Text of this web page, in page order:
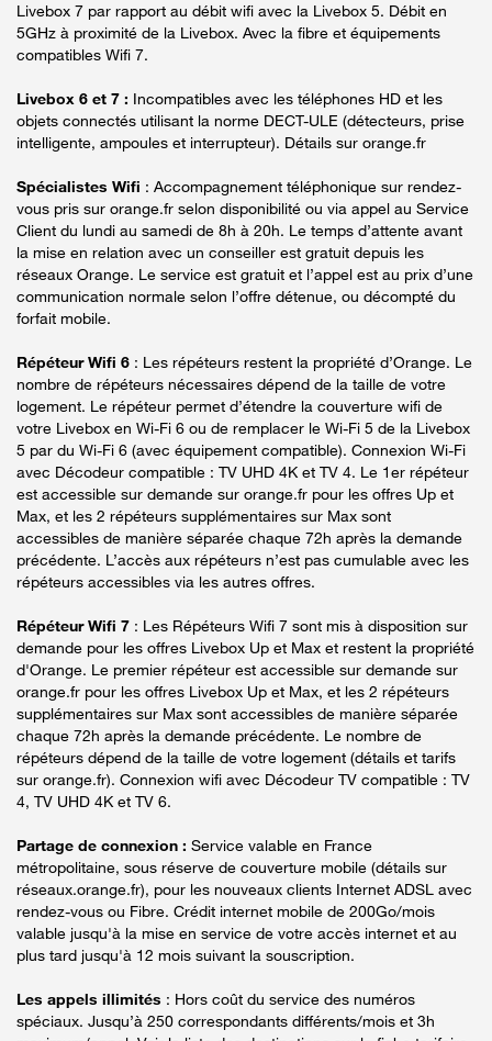
Livebox 7 par rapport au débit wifi avec la Livebox 5. Débit en
5GHz à proximité de la Livebox. Avec la fibre et équipements
compatibles Wifi 7.
Livebox 6 et 7 : Incompatibles avec les téléphones HD et les
objets connectés utilisant la norme DECT-ULE (détecteurs, prise
intelligente, ampoules et interrupteur). Détails sur orange.fr
Spécialistes Wifi : Accompagnement téléphonique sur rendez-
vous pris sur orange.fr selon disponibilité ou via appel au Service
Client du lundi au samedi de 8h à 20h. Le temps d’attente avant
la mise en relation avec un conseiller est gratuit depuis les
réseaux Orange. Le service est gratuit et l’appel est au prix d’une
communication normale selon l’offre détenue, ou décompté du
forfait mobile.
Répéteur Wifi 6 : Les répéteurs restent la propriété d’Orange. Le
nombre de répéteurs nécessaires dépend de la taille de votre
logement. Le répéteur permet d’étendre la couverture wifi de
votre Livebox en Wi-Fi 6 ou de remplacer le Wi-Fi 5 de la Livebox
5 par du Wi-Fi 6 (avec équipement compatible). Connexion Wi-Fi
avec Décodeur compatible : TV UHD 4K et TV 4. Le 1er répéteur
est accessible sur demande sur orange.fr pour les offres Up et
Max, et les 2 répéteurs supplémentaires sur Max sont
accessibles de manière séparée chaque 72h après la demande
précédente. L’accès aux répéteurs n’est pas cumulable avec les
répéteurs accessibles via les autres offres.
Répéteur Wifi 7 : Les Répéteurs Wifi 7 sont mis à disposition sur
demande pour les offres Livebox Up et Max et restent la propriété
d'Orange. Le premier répéteur est accessible sur demande sur
orange.fr pour les offres Livebox Up et Max, et les 2 répéteurs
supplémentaires sur Max sont accessibles de manière séparée
chaque 72h après la demande précédente. Le nombre de
répéteurs dépend de la taille de votre logement (détails et tarifs
sur orange.fr). Connexion wifi avec Décodeur TV compatible : TV
4, TV UHD 4K et TV 6.
Partage de connexion : Service valable en France
métropolitaine, sous réserve de couverture mobile (détails sur
réseaux.orange.fr), pour les nouveaux clients Internet ADSL avec
rendez-vous ou Fibre. Crédit internet mobile de 200Go/mois
valable jusqu'à la mise en service de votre accès internet et au
plus tard jusqu'à 12 mois suivant la souscription.
Les appels illimités : Hors coût du service des numéros
spéciaux. Jusqu’à 250 correspondants différents/mois et 3h